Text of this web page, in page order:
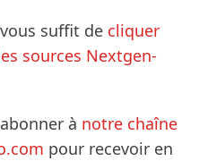
suffit de cliquer
sources Nextgen-
à notre chaîne
pour recevoir en